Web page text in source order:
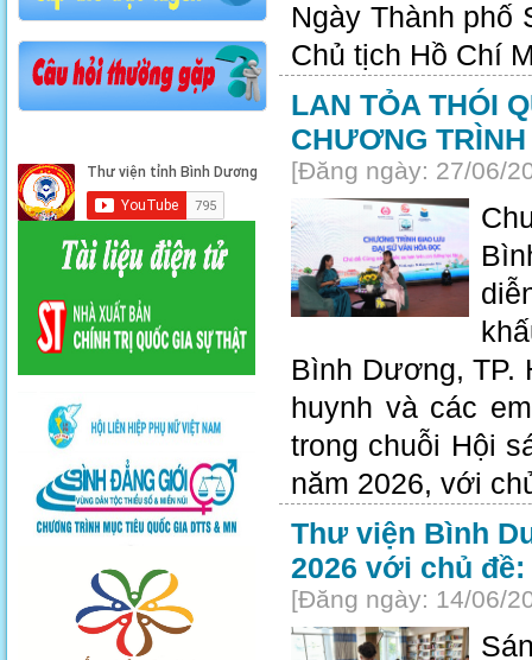
Ngày Thành phố
Chủ tịch Hồ Chí
LAN TỎA THÓI
CHƯƠNG
[Đăng ngày: 27/06/
Bình Dương, TP.
huynh và các
trong chuỗi Hội
năm 2026, với
Thư viện Bình
2026 với chủ đề:
[Đăng ngày: 14/06/